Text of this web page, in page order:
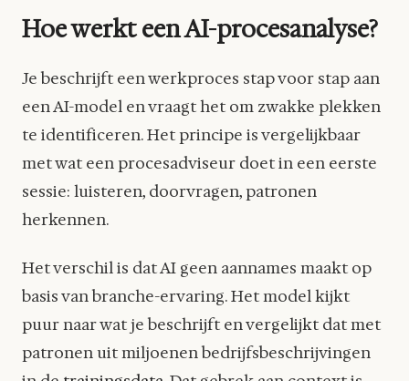
Hoe werkt een AI-procesanalyse?
Je beschrijft een werkproces stap voor stap aan
een AI-model en vraagt het om zwakke plekken
te identificeren. Het principe is vergelijkbaar
met wat een procesadviseur doet in een eerste
sessie: luisteren, doorvragen, patronen
herkennen.
Het verschil is dat AI geen aannames maakt op
basis van branche-ervaring. Het model kijkt
puur naar wat je beschrijft en vergelijkt dat met
patronen uit miljoenen bedrijfsbeschrijvingen